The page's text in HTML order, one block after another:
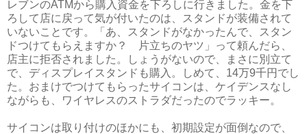
レブンのATMから購入資金を下ろしに行きました。金を下
ろして店に戻って気が付いたのは、スタンドが装備されて
いないことです。「あ、スタンドがなかったんで、スタン
ドつけてもらえますか？ 片立ちのヤツ」って頼んだら、
店主に拒否されました。しょうがないので、まさに別立て
で、ディスプレイスタンドも購入。しめて、14万9千円でし
た。おまけでつけてもらったサイコンは、ケイデンスなし
ながらも、ワイヤレスのストラダだったのでラッキー。
サイコンは取り付けのほかにも、初期設定が面倒なので、